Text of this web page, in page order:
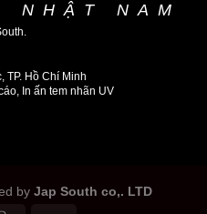
NHẬT NAM
TP. Hồ Chí Minh
In ấn tem nhãn UV
by Jap South co,. LTD